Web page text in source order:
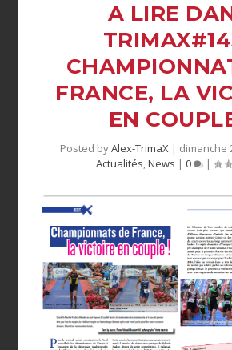
A LIRE
FRANCE, LA
EN
Posted byAlex-TrimaX | dimanche
Actualités,News | 0 |